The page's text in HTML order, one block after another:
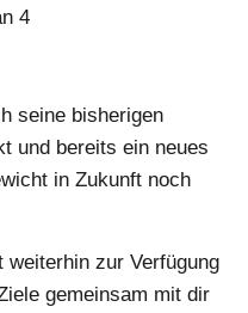
seine bisherigen
und bereits ein neues
in Zukunft noch
zur Verfügung
gemeinsam mit dir